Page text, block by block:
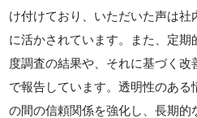
け付けており、いただいた声は
に活かされています。また、定期
度調査の結果や、それに基づく
で報告しています。透明性のある
の間の信頼関係を強化し、長期的